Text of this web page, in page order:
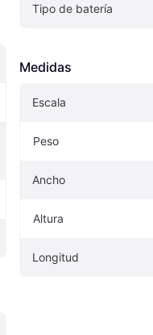
Tipo de batería
Medidas
Escala
Peso
Ancho
Altura
Longitud